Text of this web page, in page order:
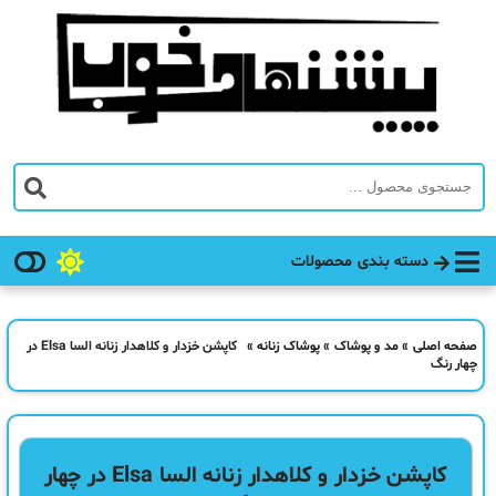
دسته بندی محصولات
صفحه اصلی »مد و پوشاک »پوشاک زنانه »
کاپشن خزدار و کلاهدار زنانه السا Elsa در
چهار رنگ
کاپشن خزدار و کلاهدار زنانه السا Elsa در چهار